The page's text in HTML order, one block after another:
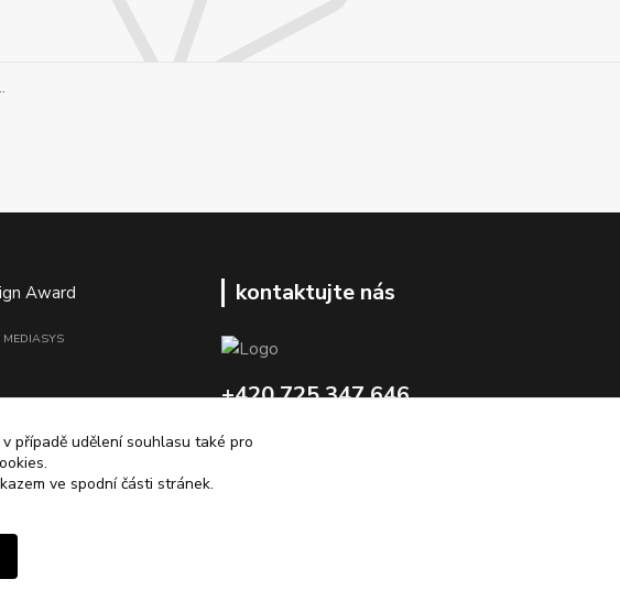
kontaktujte nás
+420 725 347 646
případě udělení souhlasu také pro
ve spodní části stránek.